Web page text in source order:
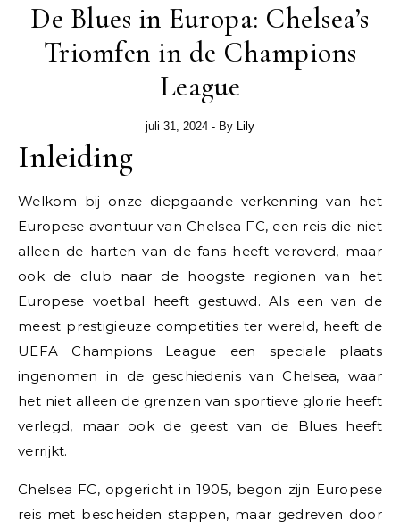
De Blues in Europa: Chelsea’s
Triomfen in de Champions
League
juli 31, 2024 - By Lily
Inleiding
Welkom bij onze diepgaande verkenning van het
Europese avontuur van Chelsea FC, een reis die niet
alleen de harten van de fans heeft veroverd, maar
ook de club naar de hoogste regionen van het
Europese voetbal heeft gestuwd. Als een van de
meest prestigieuze competities ter wereld, heeft de
UEFA Champions League een speciale plaats
ingenomen in de geschiedenis van Chelsea, waar
het niet alleen de grenzen van sportieve glorie heeft
verlegd, maar ook de geest van de Blues heeft
verrijkt.
Chelsea FC, opgericht in 1905, begon zijn Europese
reis met bescheiden stappen, maar gedreven door